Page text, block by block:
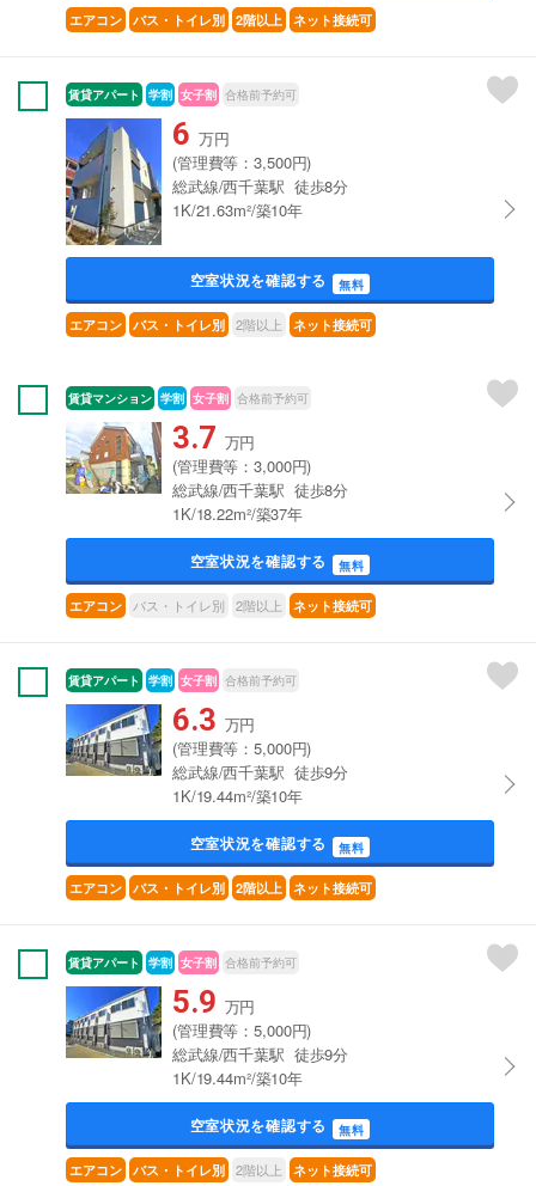
エアコン バス・トイレ別 2階以上 ネット接続可
賃貸アパート 学割 女子割 合格前予約可
6 万円
(管理費等：3,500円)
総武線/西千葉駅 徒歩8分
1K/21.63m²/築10年
空室状況を確認する 無料
エアコン バス・トイレ別 2階以上 ネット接続可
賃貸マンション 学割 女子割 合格前予約可
3.7 万円
(管理費等：3,000円)
総武線/西千葉駅 徒歩8分
1K/18.22m²/築37年
空室状況を確認する 無料
エアコン バス・トイレ別 2階以上 ネット接続可
賃貸アパート 学割 女子割 合格前予約可
6.3 万円
(管理費等：5,000円)
総武線/西千葉駅 徒歩9分
1K/19.44m²/築10年
空室状況を確認する 無料
エアコン バス・トイレ別 2階以上 ネット接続可
賃貸アパート 学割 女子割 合格前予約可
5.9 万円
(管理費等：5,000円)
総武線/西千葉駅 徒歩9分
1K/19.44m²/築10年
空室状況を確認する 無料
エアコン バス・トイレ別 2階以上 ネット接続可